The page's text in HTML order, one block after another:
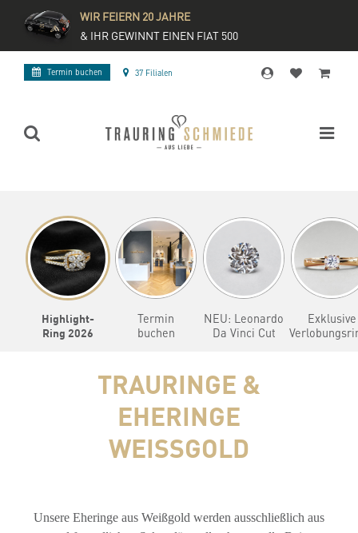
WIR FEIERN 20 JAHRE
& IHR GEWINNT EINEN FIAT 500
Termin buchen 37 Filialen
Highlight-
Ring 2026
Termin
buchen
NEU: Leonardo
Da Vinci Cut
Exklusive
TRAURINGE &
EHERINGE
WEISSGOLD
FILTER
Unsere Eheringe aus Weißgold werden ausschließlich aus